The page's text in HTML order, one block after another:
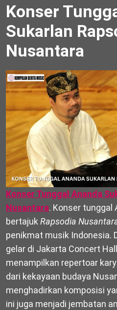
Konser
Sukarlan
Nusantara
Konser Tunggal Ananda
Nusantara. Konser tunggal
bertajukRapsodia
penikmat musik Indonesia.
gelar di Jakarta Concert
menampilkan repertoar
dari kekayaan budaya
menghadirkan komposisi
ini juga menjadi jembatan